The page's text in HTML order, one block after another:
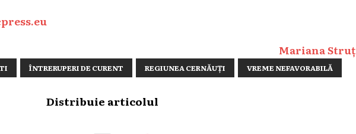
Mariana Struț
ÎNTRERUPERI DE CURENT REGIUNEA CERNĂUȚI VREME NEFAVORABILĂ
Distribuie articolul